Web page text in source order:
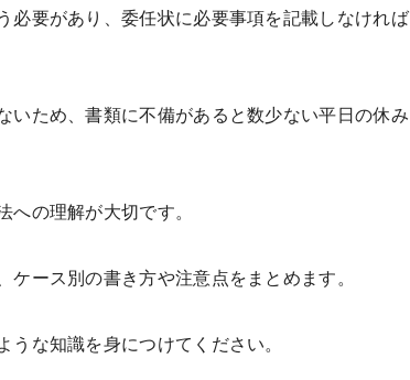
必要があり、委任状に必要事項を記載しなければ
ため、書類に不備があると数少ない平日の休み
の理解が大切です。
ース別の書き方や注意点をまとめます。
な知識を身につけてください。